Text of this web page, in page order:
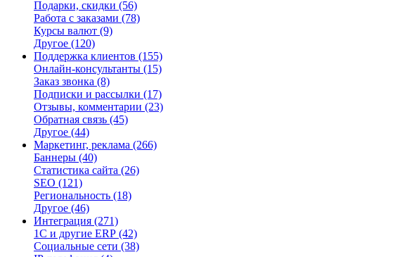
Подарки, скидки (56)
Работа с заказами (78)
Курсы валют (9)
Другое (120)
Поддержка клиентов (155)
Онлайн-консультанты (15)
Заказ звонка (8)
Подписки и рассылки (17)
Отзывы, комментарии (23)
Обратная связь (45)
Другое (44)
Маркетинг, реклама (266)
Баннеры (40)
Статистика сайта (26)
SEO (121)
Региональность (18)
Другое (46)
Интеграция (271)
1С и другие ERP (42)
Социальные сети (38)